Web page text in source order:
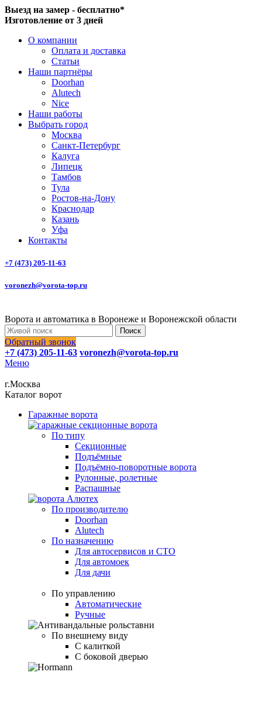
Выезд на замер - бесплатно*
Изготовление от 3 дней
О компании
Оплата и доставка
Статьи
Наши партнёры
Doorhan
Alutech
Nice
Наши работы
Выбрать город
Москва
Санкт-Петербург
Калуга
Липецк
Тамбов
Тула
Ростов-на-Дону
Краснодар
Казань
Уфа
Контакты
+7 (473) 205-11-63
voronezh@vorota-top.ru
Ворота и автоматика в Воронеже и Воронежской области
Поиск
Обратный звонок
+7 (473) 205-11-63 voronezh@vorota-top.ru
Меню
г.Москва
Каталог ворот
Гаражные ворота
По типу
Секционные
Подъёмные
Подъёмно-поворотные ворота
Рулонные, ролетные
Распашные
По производителю
Doorhan
Alutech
По назначению
Для автосервисов и СТО
Для автомоек
Для дачи
По управлению
Автоматические
Ручные
По внешнему виду
С калиткой
С боковой дверью